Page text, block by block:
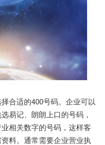
适的400号码。企业可以
易记、朗朗上口的号码，
相关数字的号码，这样客
料。通常需要企业营业执